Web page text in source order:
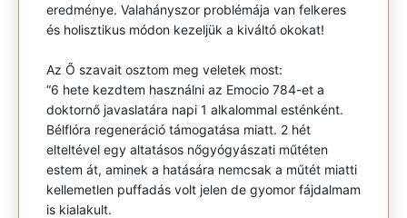
eredménye. Valahányszor problémája van felkeres
és holisztikus módon kezeljük a kiváltó okokat!
Az Ő szavait osztom meg veletek most:
“6 hete kezdtem használni az Emocio 784-et a
doktornő javaslatára napi 1 alkalommal esténként.
Bélflóra regeneráció támogatása miatt. 2 hét
elteltével egy altatásos nőgyógyászati műtéten
estem át, aminek a hatására nemcsak a műtét miatti
kellemetlen puffadás volt jelen de gyomor fájdalmam
is kialakult.